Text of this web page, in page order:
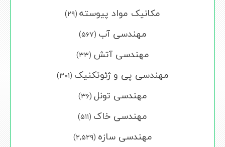
مکانیک مواد پیوسته (۲۹)
مهندسی آب (۵۶۷)
مهندسی آتش (۳۳)
مهندسی پی و ژئوتکنیک (۳۰۱)
مهندسی تونل (۳۶)
مهندسی خاک (۵۱۱)
مهندسی سازه (۲,۵۲۹)